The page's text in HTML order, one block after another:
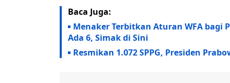
Baca Juga:
Menaker Terbitkan Aturan WFA bagi
Ada 6, Simak di Sini
Resmikan 1.072 SPPG, Presiden